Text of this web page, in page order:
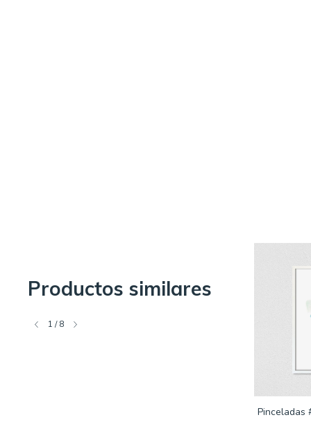
Productos similares
1 /8
Pinceladas